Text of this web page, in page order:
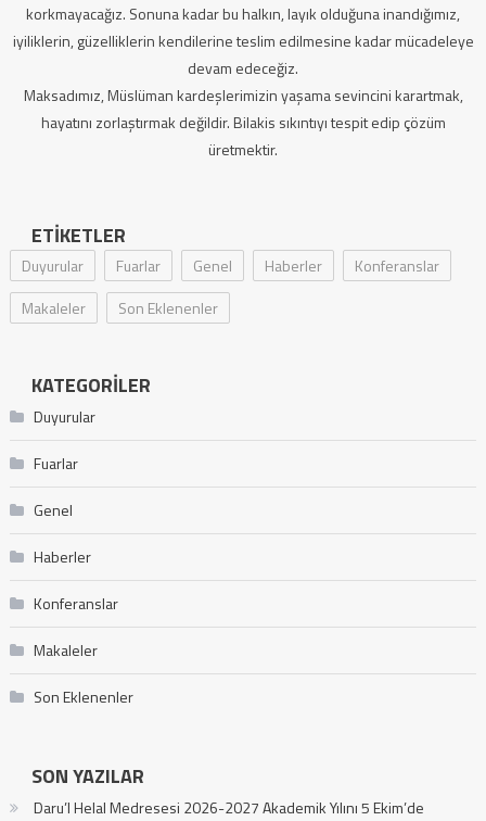
korkmayacağız. Sonuna kadar bu halkın, layık olduğuna inandığımız,
iyiliklerin, güzelliklerin kendilerine teslim edilmesine kadar mücadeleye
devam edeceğiz.
Maksadımız, Müslüman kardeşlerimizin yaşama sevincini karartmak,
hayatını zorlaştırmak değildir. Bilakis sıkıntıyı tespit edip çözüm
üretmektir.
ETIKETLER
Duyurular Fuarlar Genel Haberler
Konferanslar
Makaleler
Son Eklenenler
KATEGORILER
Duyurular
Fuarlar
Genel
Haberler
Konferanslar
Makaleler
Son Eklenenler
SON YAZILAR
Daru’l Helal Medresesi 2026-2027 Akademik Yılını 5 Ekim’de